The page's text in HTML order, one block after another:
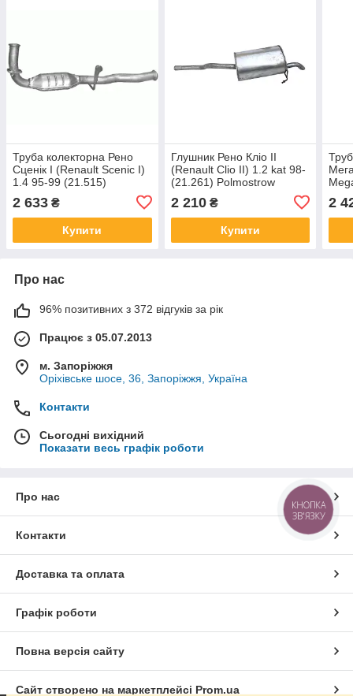
Труба колекторна Рено
Сценік I (Renault Scenic I)
1.4 95-99 (21.515)
2 633 ₴
Купити
Глушник Рено Кліо II
(Renault Clio II) 1.2 kat 98-
(21.261) Polmostrow
2 210₴
Купити
2
Про нас
96% позитивних з 372 відгуків за рік
Працює з 05.07.2013
м. Запоріжжя
Оріхівське шосе, 36, Запоріжжя, Україна
Контакти
Сьогодні вихідний
Показати весь графік роботи
Про нас
Контакти
Доставка та оплата
Графік роботи
Повна версія сайту
Сайт створено на маркетплейсі Prom.ua
КНОПКА
ЗВ'ЯЗКУ